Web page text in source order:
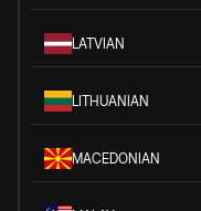
LATVIAN
LITHUANIAN
MACEDONIAN